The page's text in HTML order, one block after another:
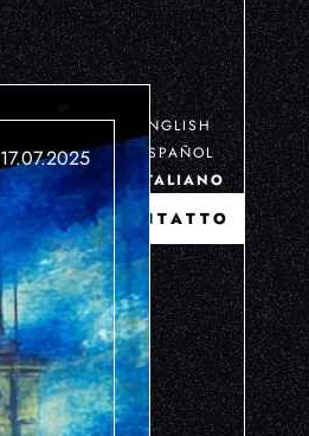
ENGLISH
ESPAÑOL
ITALIANO
CONTATTO
17.07.2025